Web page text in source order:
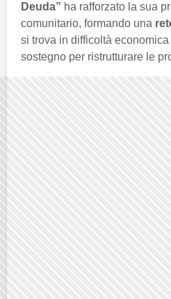
Deuda” ha rafforzato la sua
comunitario, formando una
si trova in difficoltà
sostegno per ristrutturare le